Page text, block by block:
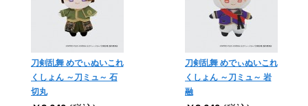
刀剣乱舞 めでぃぬいこれ
くしょん ～刀ミュ～ 石
切丸
刀剣乱舞 めでぃぬいこれ
くしょん ～刀ミュ～ 岩
融